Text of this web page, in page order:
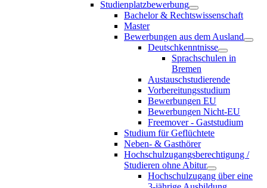
Studienplatzbewerbung
Bachelor & Rechtswissenschaft
Master
Bewerbungen aus dem Ausland
Deutschkenntnisse
Sprachschulen in
Bremen
Austauschstudierende
Vorbereitungsstudium
Bewerbungen EU
Bewerbungen Nicht-EU
Freemover - Gaststudium
Studium für Geflüchtete
Neben- & Gasthörer
Hochschulzugangsberechtigung /
Studieren ohne Abitur
Hochschulzugang über eine